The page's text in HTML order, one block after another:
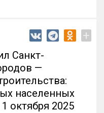
+
Санкт-
—
населенных
октября 2025